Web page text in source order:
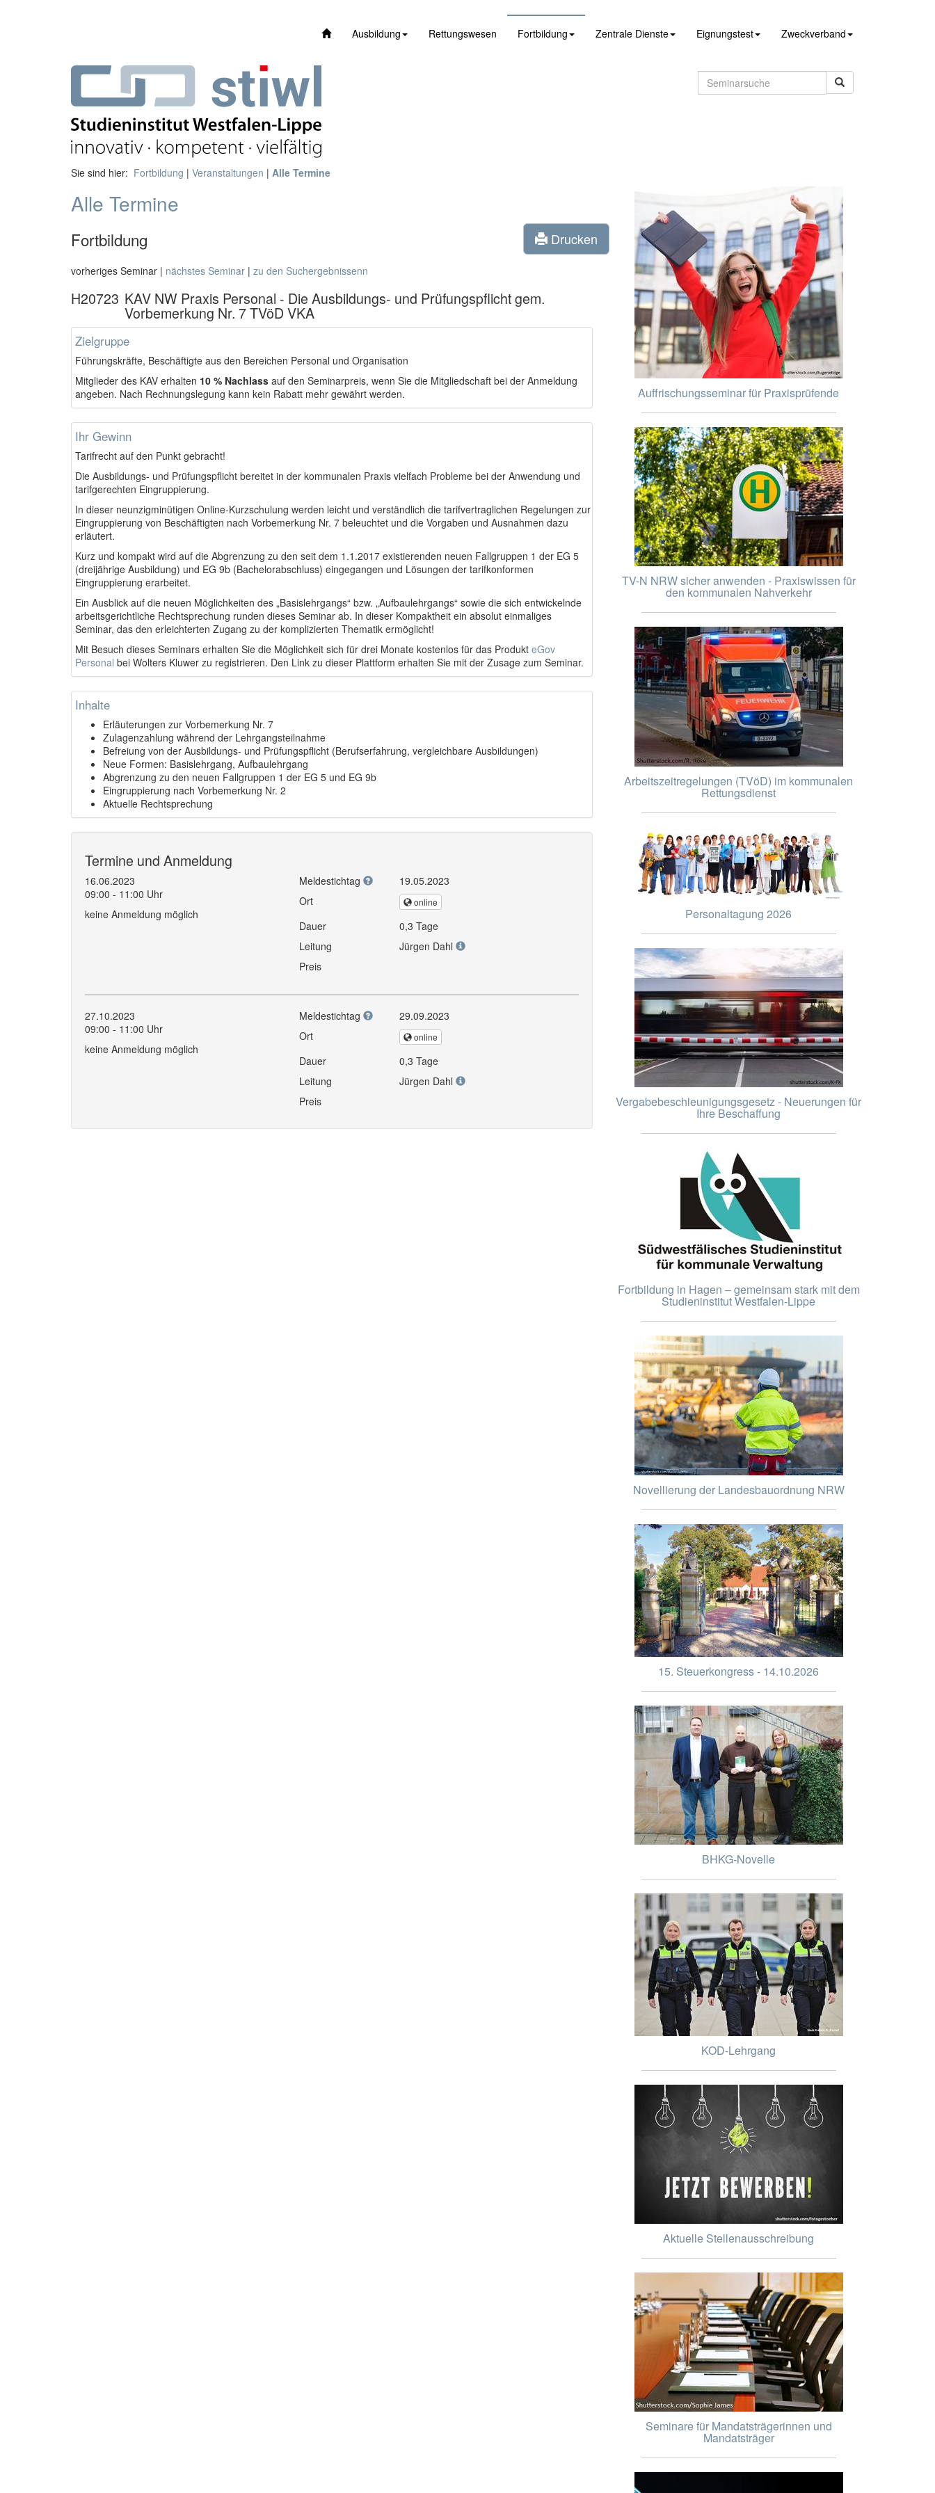
Ausbildung Rettungswesen Fortbildung Zentrale Dienste Eignungstest Zweckverband
Sie sind hier: Fortbildung | Veranstaltungen | Alle Termine
Alle Termine
Fortbildung Drucken
vorheriges Seminar | nächstes Seminar | zu den Suchergebnissenn
H20723 KAV NW Praxis Personal - Die Ausbildungs- und Prüfungspflicht gem.
Vorbemerkung Nr. 7 TVöD VKA
Zielgruppe
Führungskräfte, Beschäftigte aus den Bereichen Personal und Organisation
Mitglieder des KAV erhalten 10 % Nachlass auf den Seminarpreis, wenn Sie die Mitgliedschaft bei der Anmeldung
angeben. Nach Rechnungslegung kann kein Rabatt mehr gewährt werden.
Ihr Gewinn
Tarifrecht auf den Punkt gebracht!
Die Ausbildungs- und Prüfungspflicht bereitet in der kommunalen Praxis vielfach Probleme bei der Anwendung und
tarifgerechten Eingruppierung.
In dieser neunzigminütigen Online-Kurzschulung werden leicht und verständlich die tarifvertraglichen Regelungen zur
Eingruppierung von Beschäftigten nach Vorbemerkung Nr. 7 beleuchtet und die Vorgaben und Ausnahmen dazu
erläutert.
Kurz und kompakt wird auf die Abgrenzung zu den seit dem 1.1.2017 existierenden neuen Fallgruppen 1 der EG 5
(dreijährige Ausbildung) und EG 9b (Bachelorabschluss) eingegangen und Lösungen der tarifkonformen
Eingruppierung erarbeitet.
Ein Ausblick auf die neuen Möglichkeiten des „Basislehrgangs“ bzw. „Aufbaulehrgangs“ sowie die sich entwickelnde
arbeitsgerichtliche Rechtsprechung runden dieses Seminar ab. In dieser Kompaktheit ein absolut einmaliges
Seminar, das den erleichterten Zugang zu der komplizierten Thematik ermöglicht!
Mit Besuch dieses Seminars erhalten Sie die Möglichkeit sich für drei Monate kostenlos für das Produkt eGov
Personal bei Wolters Kluwer zu registrieren. Den Link zu dieser Plattform erhalten Sie mit der Zusage zum Seminar.
Inhalte
Erläuterungen zur Vorbemerkung Nr. 7
Zulagenzahlung während der Lehrgangsteilnahme
Befreiung von der Ausbildungs- und Prüfungspflicht (Berufserfahrung, vergleichbare Ausbildungen)
Neue Formen: Basislehrgang, Aufbaulehrgang
Abgrenzung zu den neuen Fallgruppen 1 der EG 5 und EG 9b
Eingruppierung nach Vorbemerkung Nr. 2
Aktuelle Rechtsprechung
Termine und Anmeldung
16.06.2023
09:00 - 11:00 Uhr
keine Anmeldung möglich
Meldestichtag
19.05.2023
Ort
online
Dauer
0,3 Tage
Leitung
Jürgen Dahl
Preis
27.10.2023
09:00 - 11:00 Uhr
keine Anmeldung möglich
Meldestichtag
29.09.2023
Ort
online
Dauer
0,3 Tage
Leitung
Jürgen Dahl
Preis
Auffrischungsseminar für Praxisprüfende
TV-N NRW sicher anwenden - Praxiswissen für
den kommunalen Nahverkehr
Arbeitszeitregelungen (TVöD) im kommunalen
Rettungsdienst
Personaltagung 2026
Vergabebeschleunigungsgesetz - Neuerungen für
Ihre Beschaffung
Fortbildung in Hagen – gemeinsam stark mit dem
Studieninstitut Westfalen-Lippe
Novellierung der Landesbauordnung NRW
15. Steuerkongress - 14.10.2026
BHKG-Novelle
KOD-Lehrgang
Aktuelle Stellenausschreibung
Seminare für Mandatsträgerinnen und
Mandatsträger